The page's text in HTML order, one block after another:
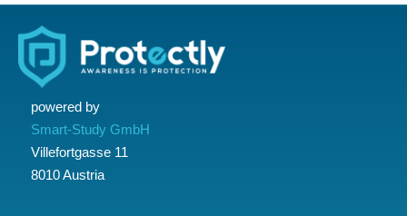
powered by
Smart-Study GmbH
Villefortgasse 11
8010 Austria